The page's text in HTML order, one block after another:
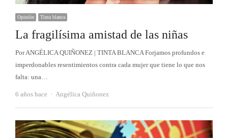
Opinión Tinta blanca
La fragilísima amistad de las niñas
Por ANGÉLICA QUIÑONEZ | TINTA BLANCA Forjamos profundos e
imperdonables resentimientos contra cada mujer que tiene lo que nos
falta: una…
6 años hace Autor
Angélica Quiñonez